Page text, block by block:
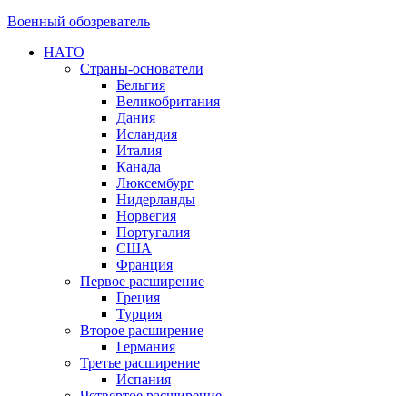
Военный обозреватель
НАТО
Страны-основатели
Бельгия
Великобритания
Дания
Исландия
Италия
Канада
Люксембург
Нидерланды
Норвегия
Португалия
США
Франция
Первое расширение
Греция
Турция
Второе расширение
Германия
Третье расширение
Испания